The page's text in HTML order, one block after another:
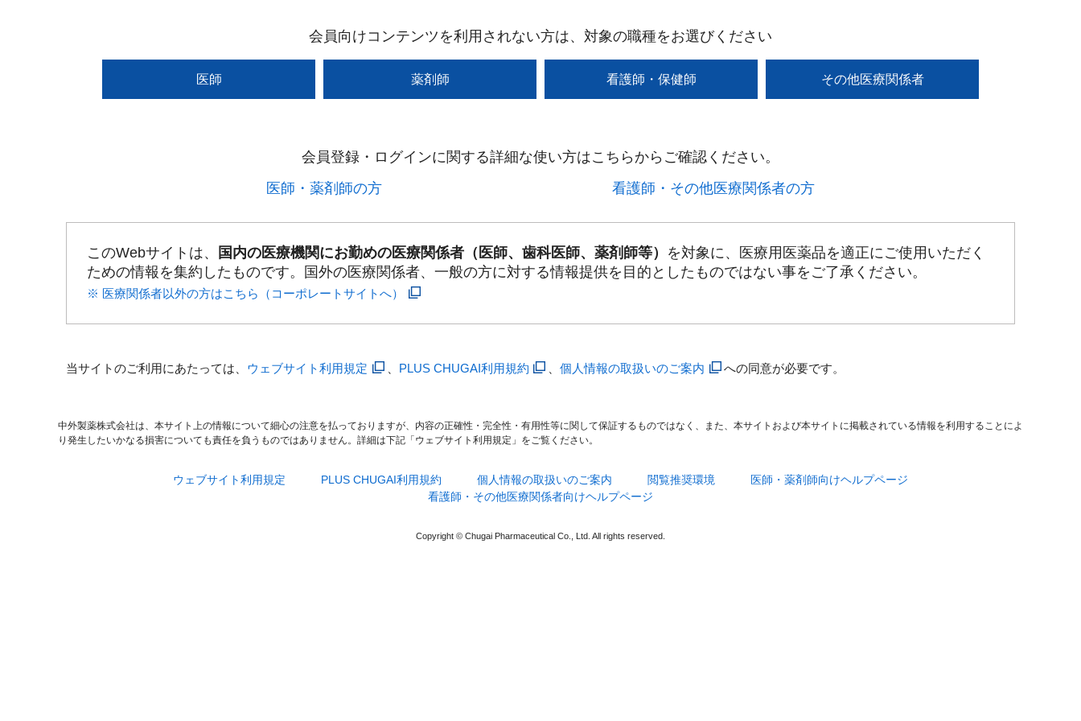
会員向けコンテンツを利用されない方は、対象の職種をお選びください
医師 薬剤師 看護師・保健師 その他医療関係者
会員登録・ログインに関する詳細な使い方はこちらからご確認ください。​
医師・薬剤師の方​
看護師・その他医療関係者の方​
このWebサイトは、 国内の医療機関にお勤めの医療関係者（医師、歯科医師、薬剤師等） を対象に、医療用医薬品を適正にご使用いただく
ための情報を集約したものです。国外の医療関係者、一般の方に対する情報提供を目的としたものではない事をご了承ください。
※ 医療関係者以外の方はこちら（コーポレートサイトへ）
当サイトのご利用にあたっては、 ウェブサイト利用規定 PLUS CHUGAI利用規約 、個人情報の取扱いのご案内 への同意が必要です。
中外製薬株式会社は、本サイト上の情報について細心の注意を払っておりますが、内容の正確性・完全性・有用性等に関して保証するものではなく、また、本サイトおよび本サイトに掲載されている情報を利用することによ
り発生したいかなる損害についても責任を負うものではありません。詳細は下記「ウェブサイト利用規定」をご覧ください。
ウェブサイト利用規定 PLUS CHUGAI利用規約 個人情報の取扱いのご案内 閲覧推奨環境
医師・薬剤師向けヘルプページ
看護師・その他医療関係者向けヘルプページ
Copyright © Chugai Pharmaceutical Co., Ltd. All rights reserved.